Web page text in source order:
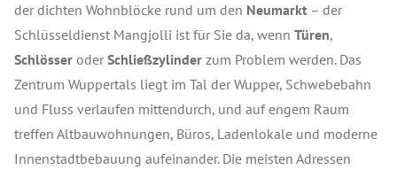
der dichten Wohnblöcke rund um den Neumarkt – der
Schlüsseldienst Mangjolli ist für Sie da, wenn Türen,
Schlösser oder Schließzylinder zum Problem werden. Das
Zentrum Wuppertals liegt im Tal der Wupper, Schwebebahn
und Fluss verlaufen mittendurch, und auf engem Raum
treffen Altbauwohnungen, Büros, Ladenlokale und moderne
Innenstadtbebauung aufeinander. Die meisten Adressen